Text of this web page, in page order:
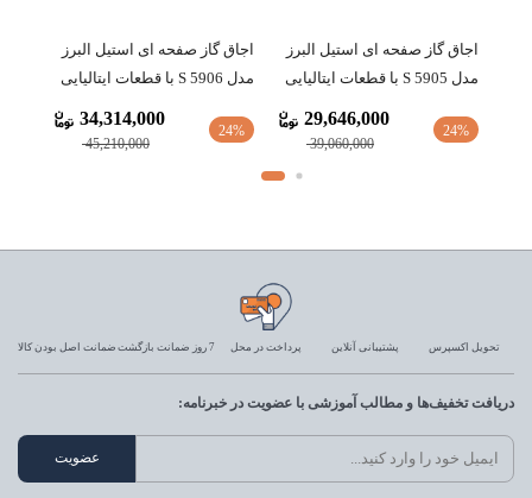
اجاق گاز صفحه ای استیل البرز
مدل S 5905 با قطعات ایتالیایی
24%
39,060,000
29,646,000
اجاق گاز صفحه ای استیل البرز
مدل S 5906 با قطعات ایتالیایی
24%
45,210,000
34,314,000
تحویل اکسپرس پشتیبانی آنلاین پرداخت در محل 7 روز ضمانت بازگشت ضمانت اصل بودن کالا
دریافت تخفیف‌ها و مطالب آموزشی با عضویت در خبرنامه: